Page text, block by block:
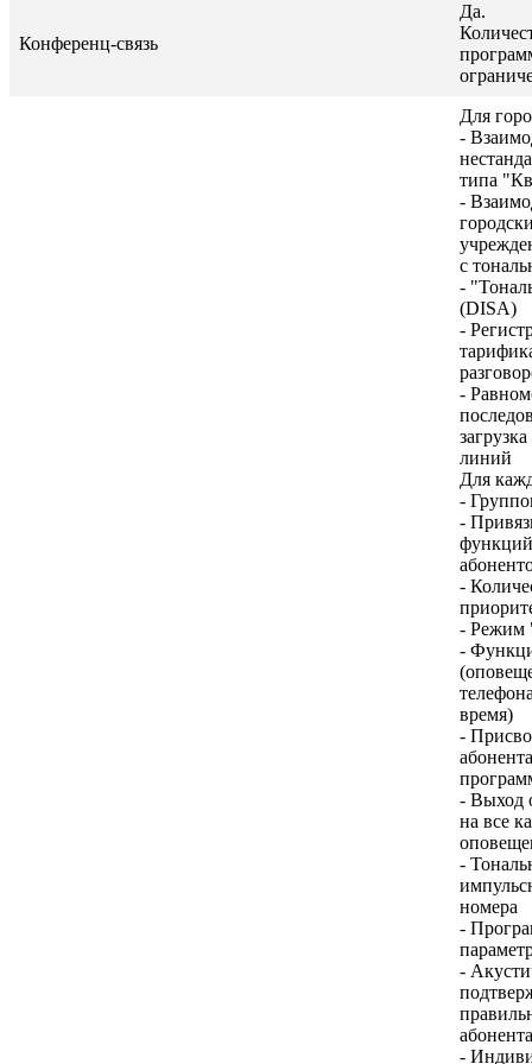
Конференц-связь
Да.
Для
-
типа
-
с
-
(DISA)
-
-
линий
Для
-
-
-
- Режим
-
время)
-
- Выход
на все
-
номера
-
-
абонента
-